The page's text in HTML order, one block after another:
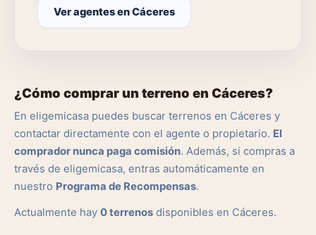
Ver agentes en Cáceres
¿Cómo comprar un terreno en Cáceres?
En eligemicasa puedes buscar terrenos en Cáceres y
contactar directamente con el agente o propietario. El
comprador nunca paga comisión. Además, si compras a
través de eligemicasa, entras automáticamente en
nuestro Programa de Recompensas.
Actualmente hay 0 terrenos disponibles en Cáceres.